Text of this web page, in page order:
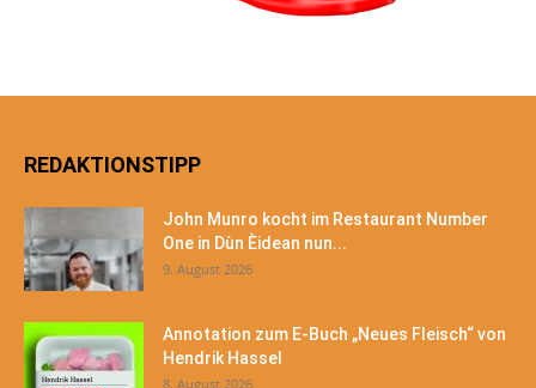
REDAKTIONSTIPP
John Munro kocht im Restaurant Number
One in Dùn Èidean nun...
9. August 2026
Annotation zum E-Buch „Neues Fleisch“ von
Hendrik Hassel
8. August 2026